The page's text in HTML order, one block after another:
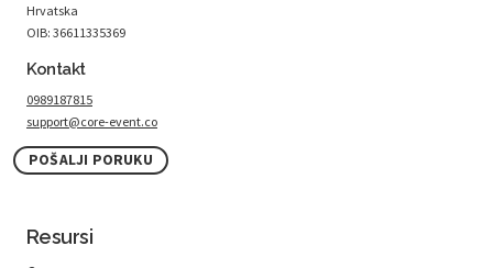
Hrvatska
OIB: 36611335369
Kontakt
0989187815
support@core-event.co
POŠALJI PORUKU
Resursi